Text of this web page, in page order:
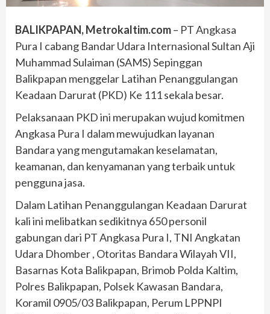
BALIKPAPAN, Metrokaltim.com– PT Angkasa
Pura I cabang Bandar Udara Internasional Sultan Aji
Muhammad Sulaiman (SAMS) Sepinggan
Balikpapan menggelar Latihan Penanggulangan
Keadaan Darurat (PKD) Ke 111 sekala besar.
Pelaksanaan PKD ini merupakan wujud komitmen
Angkasa Pura I dalam mewujudkan layanan
Bandara yang mengutamakan keselamatan,
keamanan, dan kenyamanan yang terbaik untuk
pengguna jasa.
Dalam Latihan Penanggulangan Keadaan Darurat
kali ini melibatkan sedikitnya 650 personil
gabungan dari PT Angkasa Pura I, TNI Angkatan
Udara Dhomber , Otoritas Bandara Wilayah VII,
Basarnas Kota Balikpapan, Brimob Polda Kaltim,
Polres Balikpapan, Polsek Kawasan Bandara,
Koramil 0905/03 Balikpapan, Perum LPPNPI